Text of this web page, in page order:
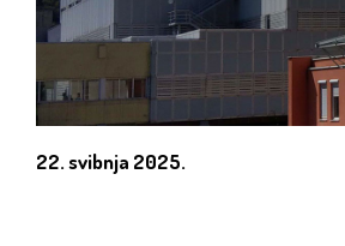
22. svibnja 2025.